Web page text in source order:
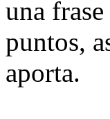
una
puntos,
aporta.